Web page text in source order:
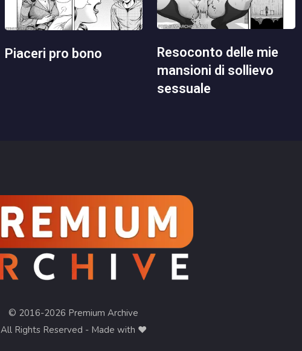
piaceri pro bono
resoconto delle mie
mansioni di sollievo
sessuale
© 2016-2026 Premium Archive
All Rights Reserved - Made with ❤︎